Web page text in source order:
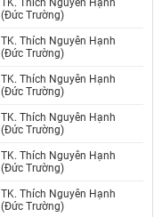
TK. Thích Nguyên Hạnh
(Đức Trường)
TK. Thích Nguyên Hạnh
(Đức Trường)
TK. Thích Nguyên Hạnh
(Đức Trường)
TK. Thích Nguyên Hạnh
(Đức Trường)
TK. Thích Nguyên Hạnh
(Đức Trường)
TK. Thích Nguyên Hạnh
(Đức Trường)